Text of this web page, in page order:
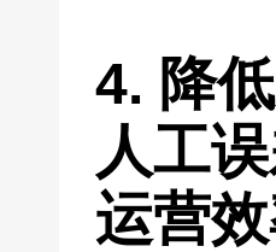
4. 降
人工
运营效